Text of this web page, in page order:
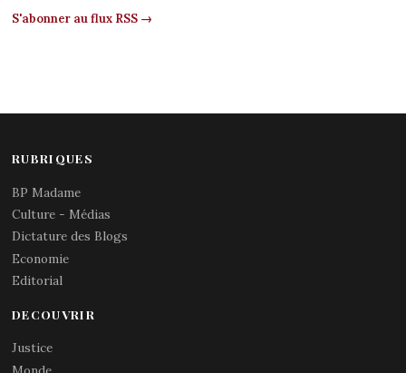
S'abonner au flux RSS →
RUBRIQUES
BP Madame
Culture - Médias
Dictature des Blogs
Economie
Editorial
DECOUVRIR
Justice